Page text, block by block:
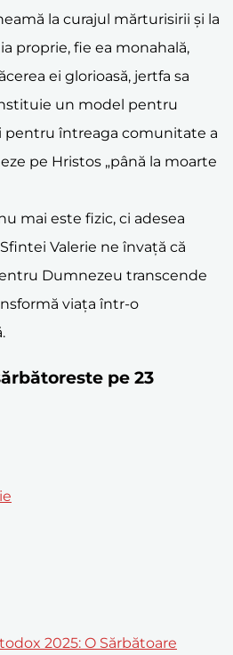
la curajul mărturisirii și la
proprie, fie ea monahală,
ei glorioasă, jertfa sa
un model pentru
pentru întreaga comunitate a
pe Hristos „până la moarte
mai este fizic, ci adesea
Valerie ne învață că
Dumnezeu transcende
viața într-o
pe 23
2025: O Sărbătoare